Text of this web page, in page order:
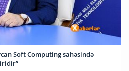
Soft Computing sahəsində